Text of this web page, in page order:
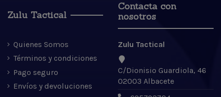
Zulu Tactical
Quienes Somos
Términos y condiciones
Pago seguro
Envíos y devoluciones
Contacta con
nosotros
Zulu Tactical
C/Dionisio Guardiola, 46
02003 Albacete